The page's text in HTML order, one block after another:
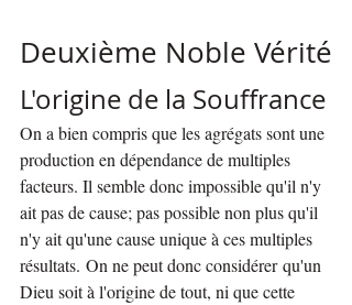
Deuxième Noble Vérité
L'origine de la Souffrance
On a bien compris que les agrégats sont une
production en dépendance de multiples
facteurs. Il semble donc impossible qu'il n'y
ait pas de cause; pas possible non plus qu'il
n'y ait qu'une cause unique à ces multiples
résultats. On ne peut donc considérer qu'un
Dieu soit à l'origine de tout, ni que cette